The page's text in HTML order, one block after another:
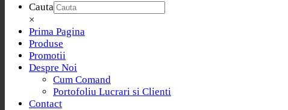
Cauta
×
Prima Pagina
Produse
Promotii
Despre Noi
Cum Comand
Portofoliu Lucrari si Clienti
Contact